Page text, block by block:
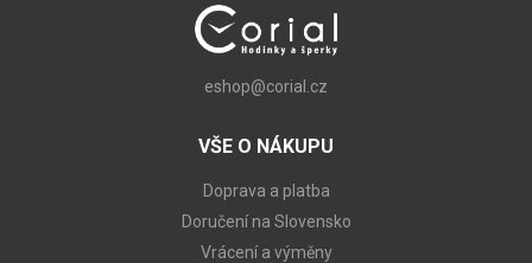
eshop@corial.cz
VŠE O NÁKUPU
Doprava a platba
Doručení na Slovensko
Vrácení a výměny